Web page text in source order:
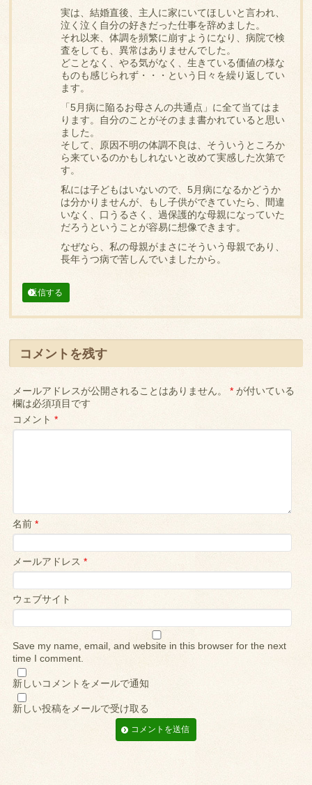
実は、結婚直後、主人に家にいてほしいと言われ、
泣く泣く自分の好きだった仕事を辞めました。
それ以来、体調を頻繁に崩すようになり、病院で検
査をしても、異常はありませんでした。
どことなく、やる気がなく、生きている価値の様な
ものも感じられず・・・という日々を繰り返してい
ます。
「5月病に陥るお母さんの共通点」に全て当てはま
ります。自分のことがそのまま書かれていると思い
ました。
そして、原因不明の体調不良は、そういうところか
ら来ているのかもしれないと改めて実感した次第で
す。
私には子どもはいないので、5月病になるかどうか
は分かりませんが、もし子供ができていたら、間違
いなく、口うるさく、過保護的な母親になっていた
だろうということが容易に想像できます。
なぜなら、私の母親がまさにそういう母親であり、
長年うつ病で苦しんでいましたから。
返信する
コメントを残す
メールアドレスが公開されることはありません。 * が付いている
欄は必須項目です
コメント*
名前*
メールアドレス*
ウェブサイト
Save my name, email, and website in this browser for the next
time I comment.
新しいコメントをメールで通知
新しい投稿をメールで受け取る